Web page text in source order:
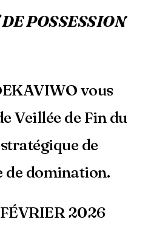
POSSESSION
vous
Veillée de Fin du
de
de domination.
2026